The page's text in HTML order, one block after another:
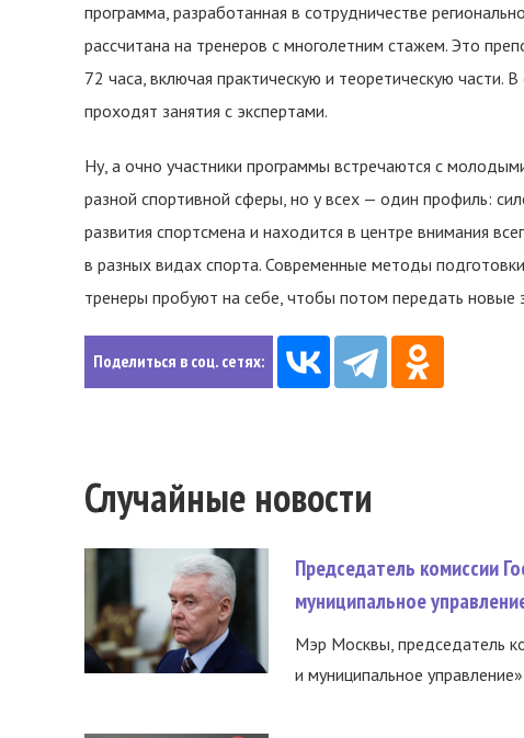
программа, разработанная в сотрудничестве
рассчитана на тренеров с многолетним стажем. Это
72 часа, включая практическую и теоретическую части.
проходят занятия с экспертами.
Ну, а очно участники программы встречаются с
разной спортивной сферы, но у всех — один профиль:
развития спортсмена и находится в центре внимания
в разных видах спорта. Современные методы
тренеры пробуют на себе, чтобы потом передать новые
Поделиться в соц. сетях:
Случайные новости
Председатель комиссии
муниципальное
Мэр Москвы, председатель
и муниципальное